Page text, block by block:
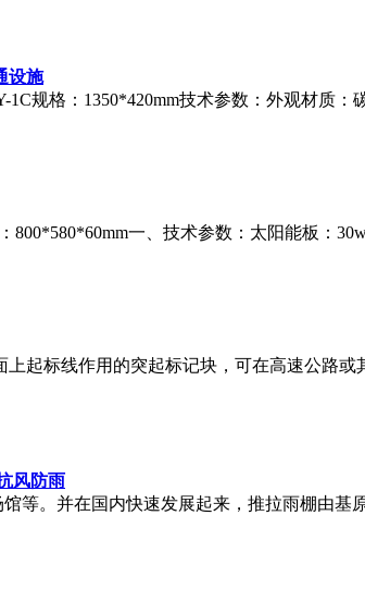
设施
规格：1350*420mm技术参数：外观材质
一、技术参数：太阳能板：
起标线作用的突起标记块，可在高速公路
风防雨
等。并在国内快速发展起来，推拉雨棚由基